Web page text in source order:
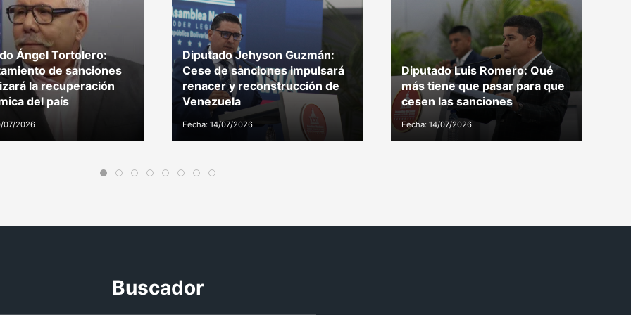
Ángel Tortolero:
de sanciones
la recuperación
del país
07/2026
Diputado Jehyson Guzmán:
Cese de sanciones impulsará
renacer y reconstrucción de
Venezuela
Fecha: 14/07/2026
Diputado Luis Romero: Qué
más tiene que pasar para que
cesen las sanciones
Fecha: 14/07/2026
Buscador